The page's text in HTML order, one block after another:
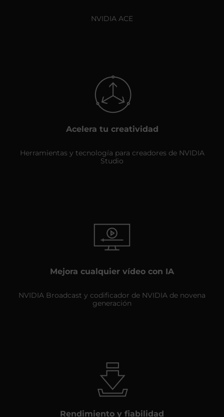
NVIDIA ACE
Acelera tu creatividad
Herramientas y tecnología para creadores de NVIDIA
Studio
Mejora cualquier vídeo con IA
NVIDIA Broadcast y codificador de NVIDIA de novena
generación
Rendimiento y fiabilidad